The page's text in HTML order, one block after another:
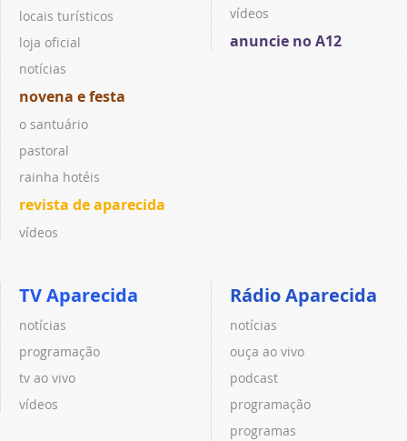
locais turísticos
loja oficial
notícias
novena e festa
o santuário
pastoral
rainha hotéis
revista de aparecida
vídeos
vídeos
anuncie no A12
TV Aparecida
notícias
programação
tv ao vivo
vídeos
Rádio Aparecida
notícias
ouça ao vivo
podcast
programação
programas